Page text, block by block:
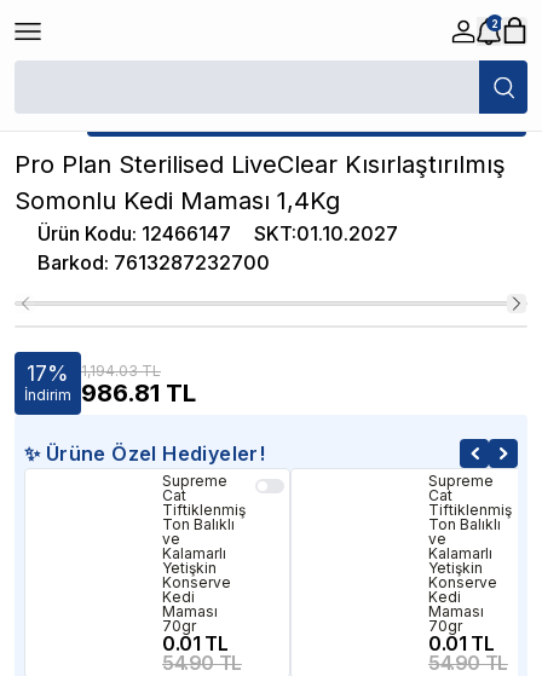
2
/ Pro Plan Sterilised LiveClear Kısırlaştırılmış
★ Atakan Petshop, Pro Plan yetkili satıcısıdır.
Pro Plan Sterilised LiveClear Kısırlaştırılmış
Somonlu Kedi Maması 1,4Kg
Ürün Kodu: 12466147 SKT:01.10.2027
Barkod: 7613287232700
17%
İndirim
1,194.03 TL
986.81 TL
✨ Ürüne Özel Hediyeler!
Supreme
Cat
Tiftiklenmiş
Ton Balıklı
ve
Kalamarlı
Yetişkin
Konserve
Kedi
Maması
70gr
0.01 TL
54.90 TL
Supreme
Cat
Tiftiklenmiş
Ton Balıklı
ve
Kalamarlı
Yetişkin
Konserve
Kedi
Maması
70gr
0.01 TL
54.90 TL